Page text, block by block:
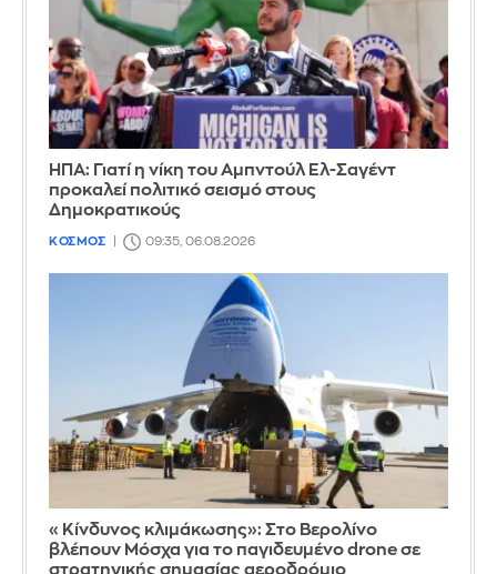
ΗΠΑ: Γιατί η νίκη του Αμπντούλ Ελ-Σαγέντ
προκαλεί πολιτικό σεισμό στους
Δημοκρατικούς
ΚΟΣΜΟΣ 09:35, 06.08.2026
«Κίνδυνος κλιμάκωσης»: Στο Βερολίνο
βλέπουν Μόσχα για το παγιδευμένο drone σε
στρατηγικής σημασίας αεροδρόμιο